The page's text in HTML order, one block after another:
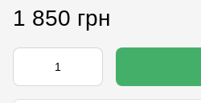
1 850 грн